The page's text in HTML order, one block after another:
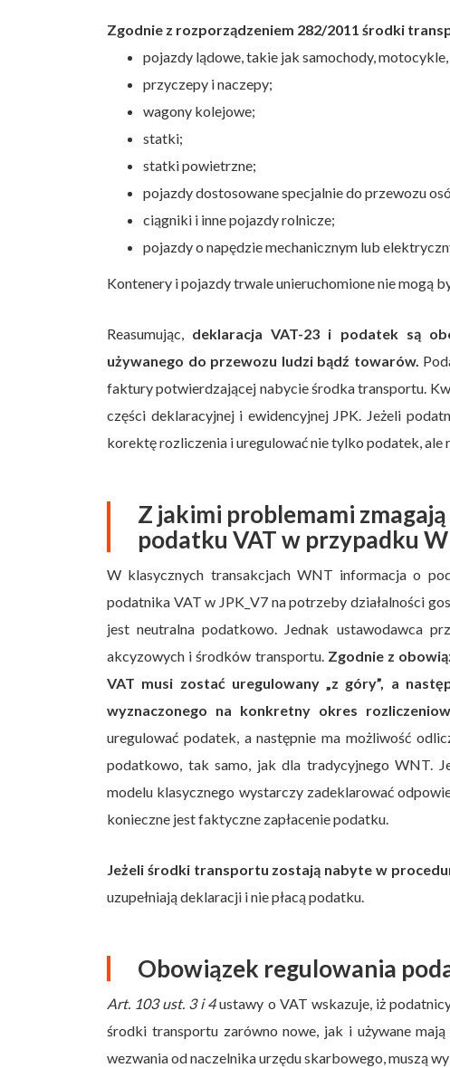
Zgodnie z rozporządzeniem 282/2011 środki
pojazdy lądowe, takie jak samochody,
przyczepy i naczepy;
wagony kolejowe;
statki;
statki powietrzne;
pojazdy dostosowane specjalnie do przewozu
ciągniki i inne pojazdy rolnicze;
pojazdy o napędzie mechanicznym lub
Kontenery i pojazdy trwale unieruchomione nie mogą
Reasumując, deklaracja VAT-23 i podatek są
używanego do przewozu ludzi bądź towarów.
faktury potwierdzającej nabycie środka transportu.
części deklaracyjnej i ewidencyjnej JPK. Jeżeli
korektę rozliczenia i uregulować nie tylko podatek, ale
Z jakimi problemami
podatku VAT w przypadku
W klasycznych transakcjach WNT informacja o
podatnika VAT w JPK_V7 na potrzeby działalności
jest neutralna podatkowo. Jednak ustawodawca
akcyzowych i środków transportu. Zgodnie z
VAT musi zostać uregulowany „z góry”, a
wyznaczonego na konkretny okres
uregulować podatek, a następnie ma możliwość
podatkowo, tak samo, jak dla tradycyjnego WNT.
modelu klasycznego wystarczy zadeklarować
konieczne jest faktyczne zapłacenie podatku.
Jeżeli środki transportu zostają nabyte w
uzupełniają deklaracji i nie płacą podatku.
Obowiązek regulowania
Art. 103 ust. 3 i 4ustawy o VAT wskazuje, iż
środki transportu zarówno nowe, jak i używane
wezwania od naczelnika urzędu skarbowego, muszą